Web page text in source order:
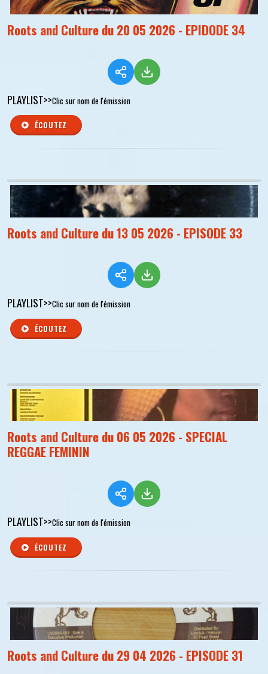
Roots and Culture du 20 05 2026 - EPIDODE 34
PLAYLIST>>Clic sur nom de l'émission
ÉCOUTEZ
Roots and Culture du 13 05 2026 - EPISODE 33
PLAYLIST>>Clic sur nom de l'émission
ÉCOUTEZ
Roots and Culture du 06 05 2026 - SPECIAL
REGGAE FEMININ
PLAYLIST>>Clic sur nom de l'émission
ÉCOUTEZ
Roots and Culture du 29 04 2026 - EPISODE 31